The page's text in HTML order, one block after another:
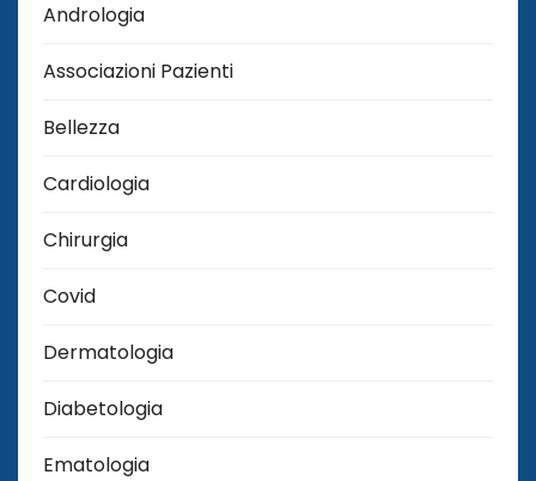
Andrologia
Associazioni Pazienti
Bellezza
Cardiologia
Chirurgia
Covid
Dermatologia
Diabetologia
Ematologia